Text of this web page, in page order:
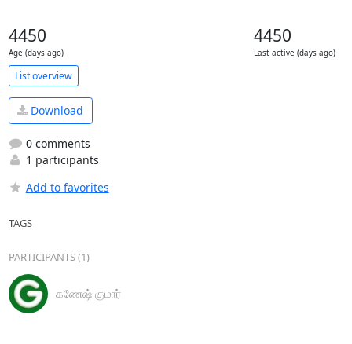
4450
Age (days ago)
4450
Last active (days ago)
List overview
Download
0 comments
1 participants
Add to favorites
TAGS
PARTICIPANTS (1)
கணேஷ் குமார்